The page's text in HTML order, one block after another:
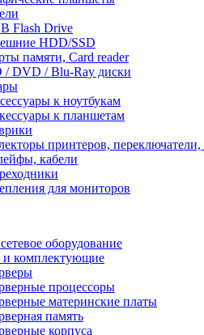
Flash Drive
HDD/SSD
памяти, Card reader
/ DVD / Blu-Ray диски
к ноутбукам
к планшетам
принтеров, переключатели,
кабели
для мониторов
оборудование
и комплектующие
процессоры
материнские платы
память
корпуса